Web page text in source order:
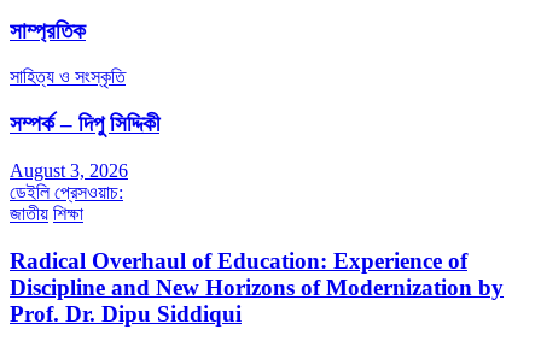
সাম্প্রতিক
সাহিত্য ও সংস্কৃতি
সম্পর্ক – দিপু সিদ্দিকী
August 3, 2026
ডেইলি প্রেসওয়াচ:
জাতীয় শিক্ষা
Radical Overhaul of Education: Experience of
Discipline and New Horizons of Modernization by
Prof. Dr. Dipu Siddiqui